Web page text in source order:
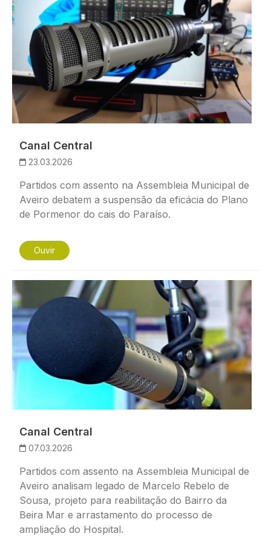
Canal Central
23.03.2026
Partidos com assento na Assembleia Municipal de
Aveiro debatem a suspensão da eficácia do Plano
de Pormenor do cais do Paraíso.
Ouvir
Imagem
Canal Central
07.03.2026
Partidos com assento na Assembleia Municipal de
Aveiro analisam legado de Marcelo Rebelo de
Sousa, projeto para reabilitação do Bairro da
Beira Mar e arrastamento do processo de
ampliação do Hospital.